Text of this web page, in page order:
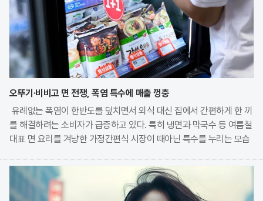
오뚜기·비비고 면 전쟁, 폭염 특수에 매출 껑충
유례없는 폭염이 한반도를 덮치면서 외식 대신 집에서 간편하게 한 끼
를 해결하려는 소비자가 급증하고 있다. 특히 냉면과 막국수 등 여름철
대표 면 요리를 겨냥한 가정간편식 시장이 때아닌 특수를 누리는 모습
앞세워 시장 점유율 확대에 박차를 가하고